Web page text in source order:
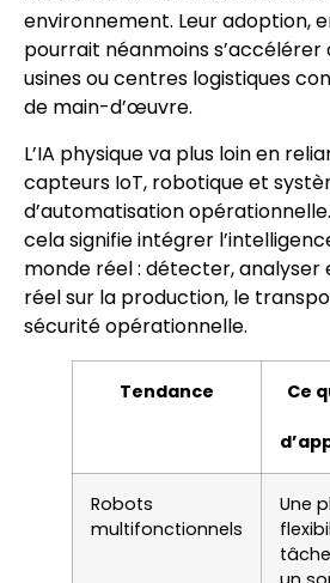
environnement. Leur adoption,
pourrait néanmoins
usines ou centres logistiques
de main-d’œuvre.
L’IA physique va plus loin en
capteurs IoT, robotique et
d’automatisation
cela signifie intégrer
monde réel : détecter, analyser
réel sur la production, le
sécurité opérationnelle.
Tendance
Ce
Robots
multifonctionnels
Une